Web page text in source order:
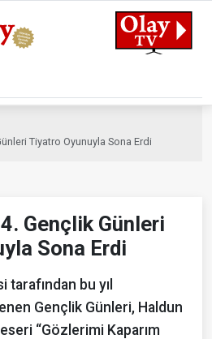
Tiyatro Oyunuyla Sona Erdi
Gençlik Günleri
Sona Erdi
tarafından bu yıl
Gençlik Günleri, Haldun
“Gözlerimi Kaparım